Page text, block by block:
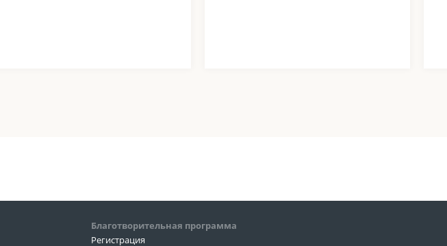
Благотворительная программа
Регистрация